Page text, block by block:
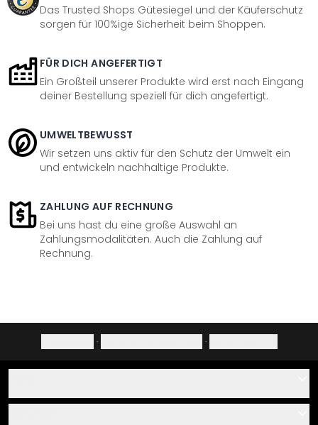
Das Trusted Shops Gütesiegel und der Käuferschutz
sorgen für 100%ige Sicherheit beim Shoppen.
FÜR DICH ANGEFERTIGT
Ein Großteil unserer Produkte wird erst nach Eingang
deiner Bestellung speziell für dich angefertigt.
UMWELTBEWUSST
Wir setzen uns aktiv für den Schutz der Umwelt ein
und entwickeln nachhaltige Produkte.
ZAHLUNG AUF RECHNUNG
Bei uns hast du eine große Auswahl an
Zahlungsmodalitäten. Auch die Zahlung auf
Rechnung.
· ·